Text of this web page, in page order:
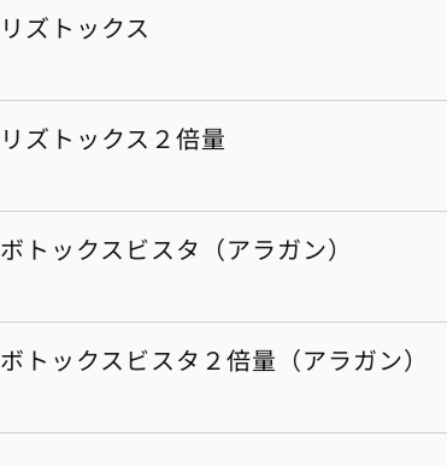
リズトックス
リズトックス２倍量
ボトックスビスタ（アラガン）
ボトックスビスタ２倍量（アラガン）